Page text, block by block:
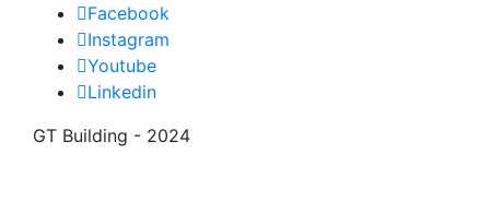
Facebook
Instagram
Youtube
Linkedin
GT Building - 2024